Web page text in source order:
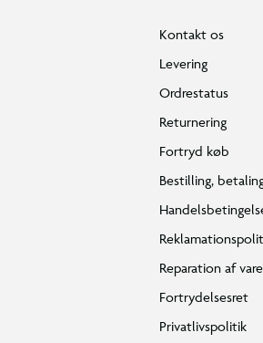
Kontakt os
Levering
Ordrestatus
Returnering
Fortryd køb
Bestilling,
Reparation af
Fortrydelsesret
Privatlivspolitik